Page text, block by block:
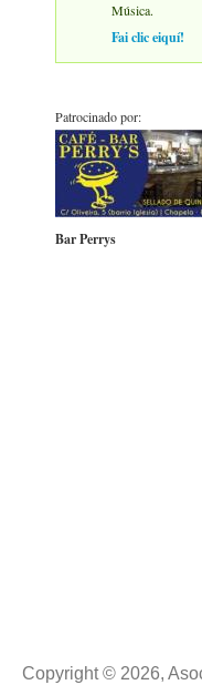
Música.
Fai clic eiquí!
Patrocinado por:
Bar Perrys
Copyright © 2026,